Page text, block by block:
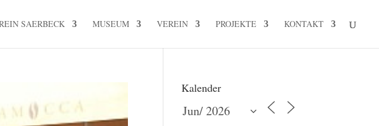
SAERBECK MUSEUM VEREIN PROJEKTE KONTAKT
Kalender